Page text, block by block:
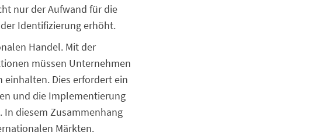
nur der Aufwand für die
Identifizierung erhöht.
Handel. Mit der
müssen Unternehmen
einhalten. Dies erfordert ein
und die Implementierung
In diesem Zusammenhang
Märkten.